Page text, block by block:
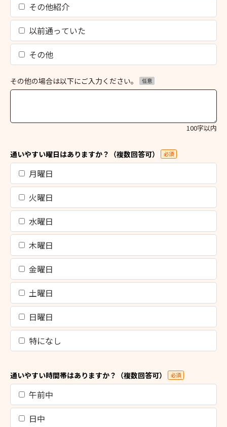
その他紹介
以前通っていた
その他
その他の場合は以下にご入力ください。 任意
100字以内
通いやすい曜日はありますか？（複数回答可） 必須
月曜日
火曜日
水曜日
木曜日
金曜日
土曜日
日曜日
特になし
通いやすい時間帯はありますか？（複数回答可） 必須
午前中
日中